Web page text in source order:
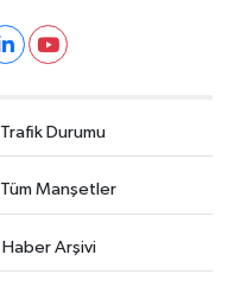
Trafik Durumu
Tüm Manşetler
Haber Arşivi